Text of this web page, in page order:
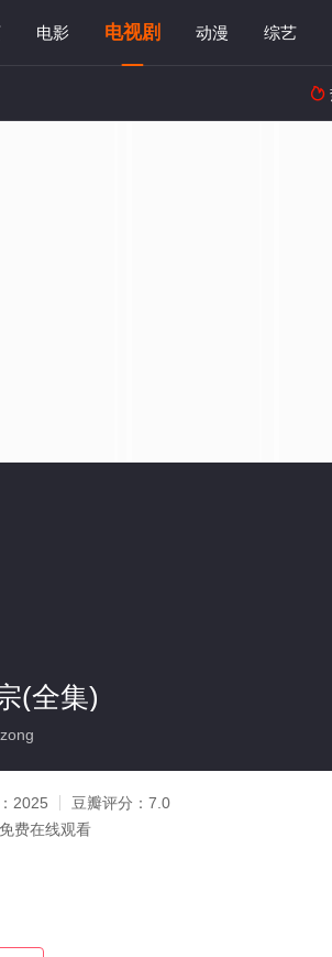
电影 电视剧 动漫 综艺

(全集)
2025 豆瓣评分： 7.0
费在线观看